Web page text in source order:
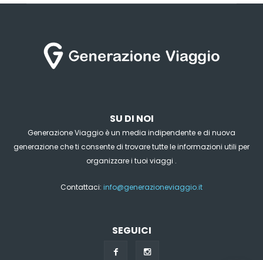
SU DI NOI
Generazione Viaggio è un media indipendente e di nuova
generazione che ti consente di trovare tutte le informazioni utili per
organizzare i tuoi viaggi .
Contattaci: info@generazioneviaggio.it
SEGUICI